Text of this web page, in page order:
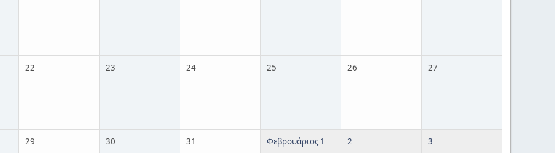
22 23 24 25 26 27
29 30 31 Φεβρουάριος 1 2 3